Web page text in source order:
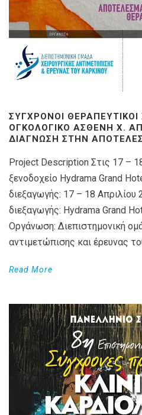
ΣΎΓΧΡΟΝΟΙ ΘΕΡΑΠΕΥΤΙΚΟΊ
ΟΓΚΟΛΟΓΙΚΌ ΑΣΘΕΝΉ X.
ΔΙΆΓΝΩΣΗ ΣΤΗΝ
Project Description Στις 17 –
ξενοδοχείο Hydrama Grand
διεξαγωγής: 17 – 18 Απριλίου
διεξαγωγής: Hydrama Grand
Οργάνωση: Διεπιστημονική
αντιμετώπισης και έρευνας
Read More